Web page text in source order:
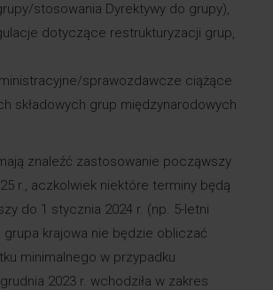
stosowania Dyrektywy do grupy),
dotyczące restrukturyzacji grup,
sprawozdawcze ciążące
składowych grup międzynarodowych
znaleźć zastosowanie począwszy
r., aczkolwiek niektóre terminy będą
do 1 stycznia 2024 r. (np. 5-letni
grupa krajowa nie będzie obliczać
minimalnego w przypadku
2023 r. wchodziła w zakres